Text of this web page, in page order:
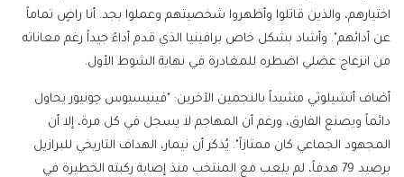
اختيارهم، والذين قاتلوا وأظهروا شخصيتهم وعملوا بجد. أنا راضٍ تماماً
عن أدائهم". وأشاد بشكل خاص برافينيا الذي قدم أداءً جيداً رغم معاناته
من انزعاج عضلي اضطره للمغادرة في نهاية الشوط الأول.
أضاف أنشيلوتي مشيداً بالنجمين الآخرين: "فينيسيوس جونيور يحاول
دائماً ويصنع الفارق، ورغم أن المهاجم لا يسجل في كل مرة، إلا أن
المجهود الجماعي كان ممتازاً". يُذكر أن نيمار، الهداف التاريخي للبرازيل
برصيد 79 هدفاً، لم يلعب مع المنتخب منذ إصابة ركبته الخطيرة في